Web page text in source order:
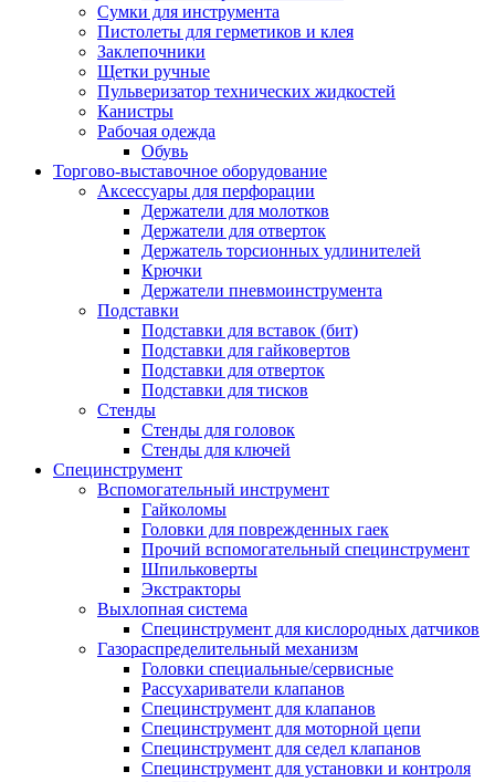
Сумки для инструмента
Пистолеты для герметиков и клея
Заклепочники
Щетки ручные
Пульверизатор технических жидкостей
Канистры
Рабочая одежда
Обувь
Торгово-выставочное оборудование
Аксессуары для перфорации
Держатели для молотков
Держатели для отверток
Держатель торсионных удлинителей
Крючки
Держатели пневмоинструмента
Подставки
Подставки для вставок (бит)
Подставки для гайковертов
Подставки для отверток
Подставки для тисков
Стенды
Стенды для головок
Стенды для ключей
Специнструмент
Вспомогательный инструмент
Гайколомы
Головки для поврежденных гаек
Прочий вспомогательный специнструмент
Шпильковерты
Экстракторы
Выхлопная система
Специнструмент для кислородных датчиков
Газораспределительный механизм
Головки специальные/сервисные
Рассухариватели клапанов
Специнструмент для клапанов
Специнструмент для моторной цепи
Специнструмент для седел клапанов
Специнструмент для установки и контроля